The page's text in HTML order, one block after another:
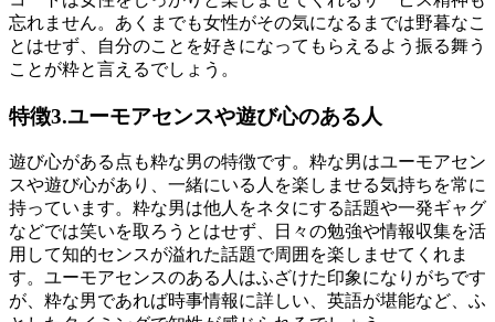
忘れません。あくまでも女性がその気になるまでは野暮なこ
とはせず、自分のことを好きになってもらえるよう振る舞う
ことが粋と言えるでしょう。
特徴3.ユーモアセンスや遊び心のある人
遊び心がある点も粋な男の特徴です。粋な男はユーモアセン
スや遊び心があり、一緒にいる人を楽しませる気持ちを常に
持っています。粋な男は他人をネタにする話題や一発ギャグ
などでは笑いを取ろうとはせず、日々の勉強や情報収集を活
用して知的センスが溢れた話題で周囲を楽しませてくれま
す。ユーモアセンスのある人はふざけた印象になりがちです
が、粋な男であれば時事情報に詳しい、英語が堪能など、ふ